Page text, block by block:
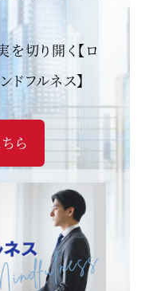
切り開く【ロ
フルネス】
ら